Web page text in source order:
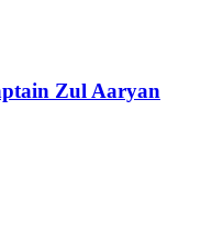
Zul Aaryan